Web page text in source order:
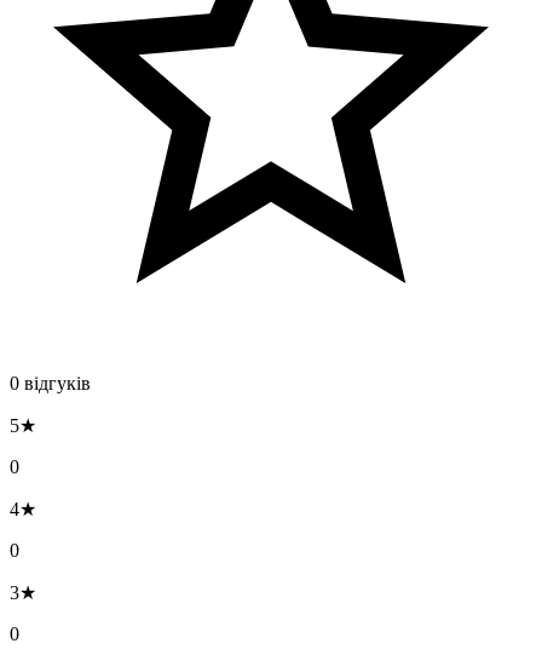
0 відгуків
5★
0
4★
0
3★
0